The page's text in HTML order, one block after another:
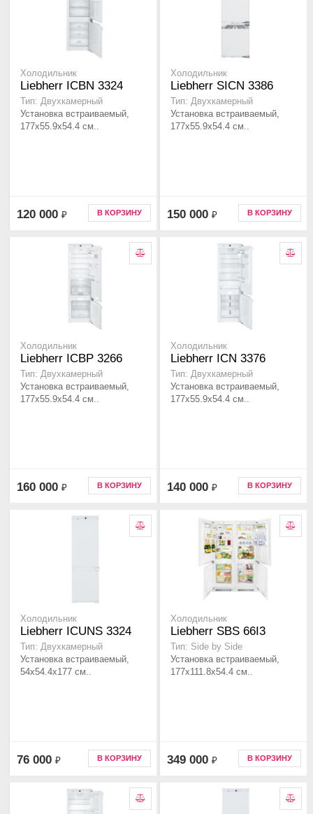
Холодильник
Liebherr ICBN 3324
Тип: Двухкамерный
Установка встраиваемый,
177x55.9x54.4 см..
120 000 ₽ В КОРЗИНУ
Холодильник
Liebherr SICN 3386
Тип: Двухкамерный
Установка встраиваемый,
177x55.9x54.4 см..
150 000 ₽ В КОРЗИНУ
Холодильник
Liebherr ICBP 3266
Тип: Двухкамерный
Установка встраиваемый,
177x55.9x54.4 см..
160 000 ₽ В КОРЗИНУ
Холодильник
Liebherr ICN 3376
Тип: Двухкамерный
Установка встраиваемый,
177x55.9x54.4 см..
140 000 ₽ В КОРЗИНУ
Холодильник
Liebherr ICUNS 3324
Тип: Двухкамерный
Установка встраиваемый,
54x54.4x177 см..
76 000 ₽ В КОРЗИНУ
Холодильник
Liebherr SBS 66I3
Тип: Side by Side
Установка встраиваемый,
177x111.8x54.4 см..
349 000 ₽ В КОРЗИНУ